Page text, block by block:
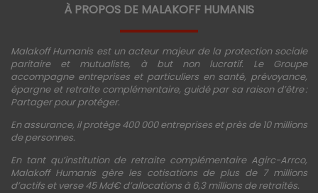
À PROPOS DE MALAKOFF HUMANIS
Malakoff Humanis est un acteur majeur de la protection sociale
paritaire et mutualiste, à but non lucratif. Le Groupe
accompagne entreprises et particuliers en santé, prévoyance,
épargne et retraite complémentaire, guidé par sa raison d’être :
Partager pour protéger.
En assurance, il protège 400 000 entreprises et près de 10 millions
de personnes.
En tant qu’institution de retraite complémentaire Agirc-Arrco,
Malakoff Humanis gère les cotisations de plus de 7 millions
d’actifs et verse 45 Md€ d’allocations à 6,3 millions de retraités.